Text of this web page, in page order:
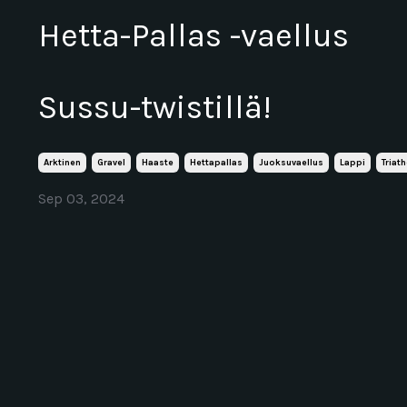
Hetta-Pallas -vaellus
Sussu-twistillä!
Arktinen Gravel Haaste Hettapallas Juoksuvaellus Lappi
Sep 03, 2024